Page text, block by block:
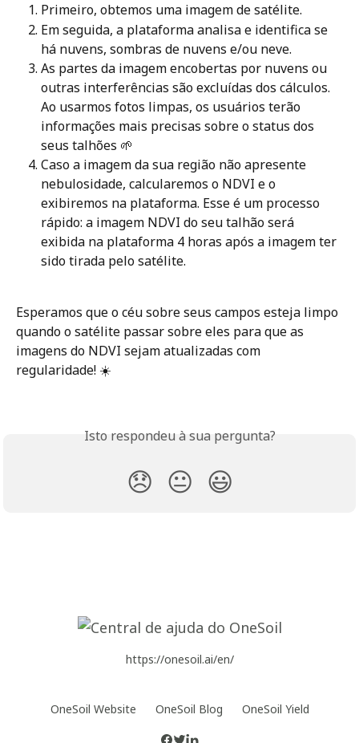
Primeiro, obtemos uma imagem de satélite.
Em seguida, a plataforma analisa e identifica se
há nuvens, sombras de nuvens e/ou neve.
As partes da imagem encobertas por nuvens ou
outras interferências são excluídas dos cálculos.
Ao usarmos fotos limpas, os usuários terão
informações mais precisas sobre o status dos
seus talhões 🌱
Caso a imagem da sua região não apresente
nebulosidade, calcularemos o NDVI e o
exibiremos na plataforma. Esse é um processo
rápido: a imagem NDVI do seu talhão será
exibida na plataforma 4 horas após a imagem ter
sido tirada pelo satélite.
Esperamos que o céu sobre seus campos esteja limpo
quando o satélite passar sobre eles para que as
imagens do NDVI sejam atualizadas com
regularidade! ☀️
Isto respondeu à sua pergunta?
😞 😐 😃
https://onesoil.ai/en/
OneSoil Website OneSoil Blog OneSoil Yield